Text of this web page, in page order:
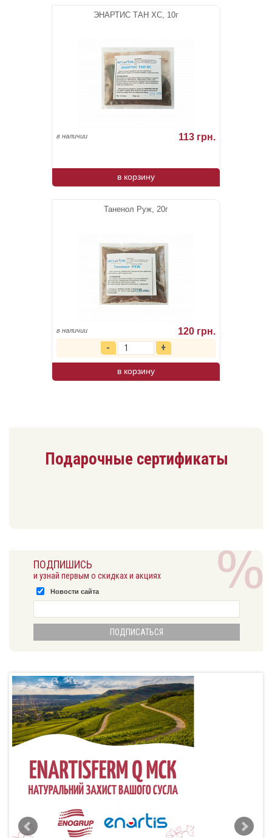
ЭНАРТИС ТАН ХС, 10г
в наличии 113 грн.
в корзину
Таненол Руж, 20г
в наличии 120 грн.
в корзину
Подарочные сертификаты
ПОДПИШИСЬ
и узнай первым о скидках и акциях
Новости сайта